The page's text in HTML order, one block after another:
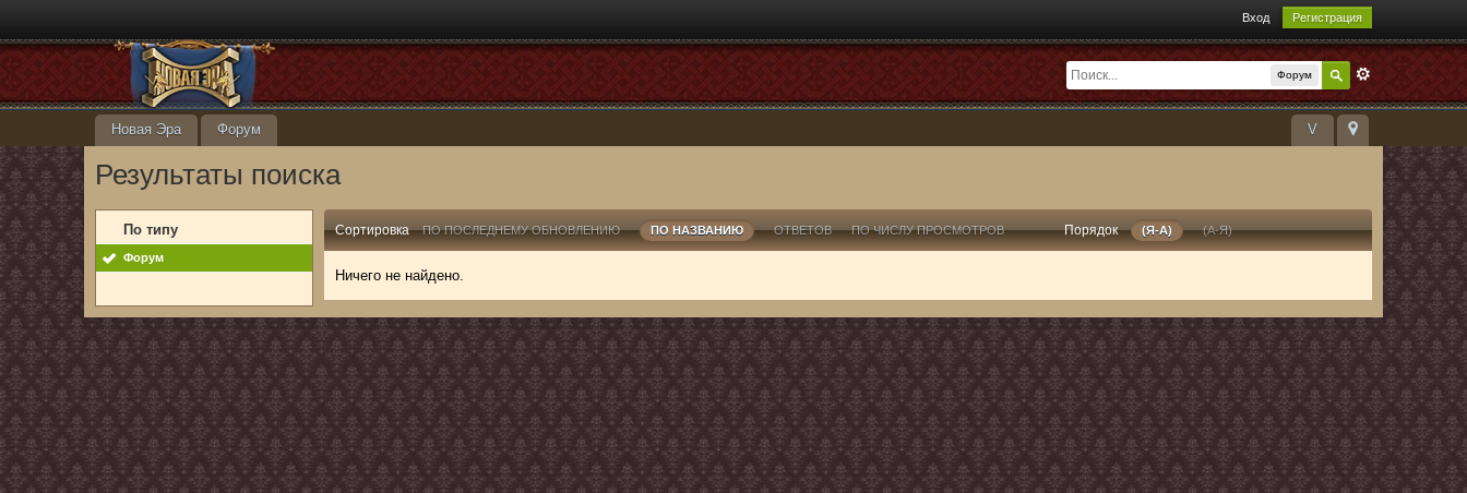
Вход Регистрация
Форум
V
Новая Эра Форум
Результаты поиска
По типу
Форум
Сортировка ПО ПОСЛЕДНЕМУ ОБНОВЛЕНИЮ ПО НАЗВАНИЮ ОТВЕТОВ ПО ЧИСЛУ ПРОСМОТРОВ Порядок (Я-А) (А-Я)
Ничего не найдено.